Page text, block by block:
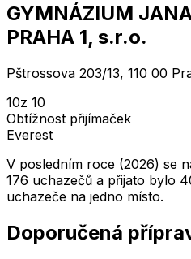
GYMNÁZIUM
PRAHA 1, s.r.o.
Pštrossova 203/13, 110 00
10z 10
Obtížnost přijímaček
Everest
V posledním roce (2026) se
176 uchazečů a přijato bylo
uchazeče na jedno místo.
Doporučená